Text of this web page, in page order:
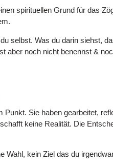
spirituellen Grund für das
selbst. Was du darin siehst,
aber noch nicht benennst &
Sie haben gearbeitet,
keine Realität. Die
Wahl, kein Ziel das du